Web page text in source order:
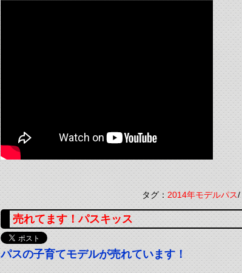
タグ：2014年モデルパス/
売れてます！パスキッス
パスの子育てモデルが売れています！